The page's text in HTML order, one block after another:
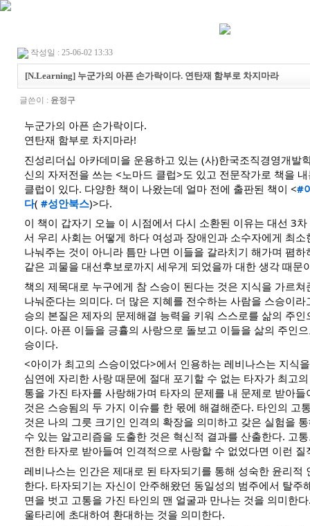
작성일 : 25-06-02 13:33
[N.Learning] 누군가의 아픈 손가락이다. 연탄재 함부로 차지마라
글쓴이 : 윤정구
누군가의 아픈 손가락이다.
연탄재 함부로 차지마라!
진성리더십 아카데미을 운용하고 있는 (사)한국조직경영개발
신의 자저전을 쓰는 <노마드 클럽>도 있고 전문작가로 책을
클럽이 있다. 다양한 책이 나왔는데 얼마 전에 출판된 책이 <#
다( #성안북스)>다.
이 책이 갑자기 오늘 이 시점에서 다시 소환된 이유는 대선 3
서 우리 사회는 어떻게 하다 여성과 장애인과 소수자에게 최
나눠주는 것이 아니라 틈만 나면 이들을 갈라치기 해가며 폄
같은 괴물을 대선후보로까지 세우게 되었을까 대한 생각 때문
책의 제목대로 누구에게 참 스승이 된다는 것은 지식을 가르
나눠준다는 의미다. 더 많은 지혜를 전수하는 사람을 스승이
승의 본질은 제자의 문제해결 능력을 키워 스스로를 삶의 주
이다. 아픈 이들을 긍휼의 사랑으로 돌보고 이들을 삶의 주인
승이다.
<아이가 최고의 스승이었다>에서 인용하는 레비나스는 지식
심연에 자리한 사랑 때문에 절대 포기할 수 없는 타자가 최고
통을 가진 타자를 사랑해가며 타자의 문제를 내 문제로 받아
것은 스승됨의 두 가지 이슈를 한 몫에 해결해준다. 타인의 고
것은 나의 그릇 크기인 인격의 확장을 의미하고 갖은 실험을
수 있는 알고리즘을 도출한 것은 혁신적 결과를 산출한다. 고
전한 타자로 받아들여 인격적으로 사랑할 수 없었다면 이런
레비나스는 인간은 제대로 된 타자되기를 통해 성숙한 윤리적
한다. 타자되기는 자신이 안주해왔던 동일성의 범주에서 탈주
면을 벗고 고통을 가진 타인의 맨 얼굴과 만나는 것을 의미한
울타리에 초대하여 환대하는 것을 의미한다.